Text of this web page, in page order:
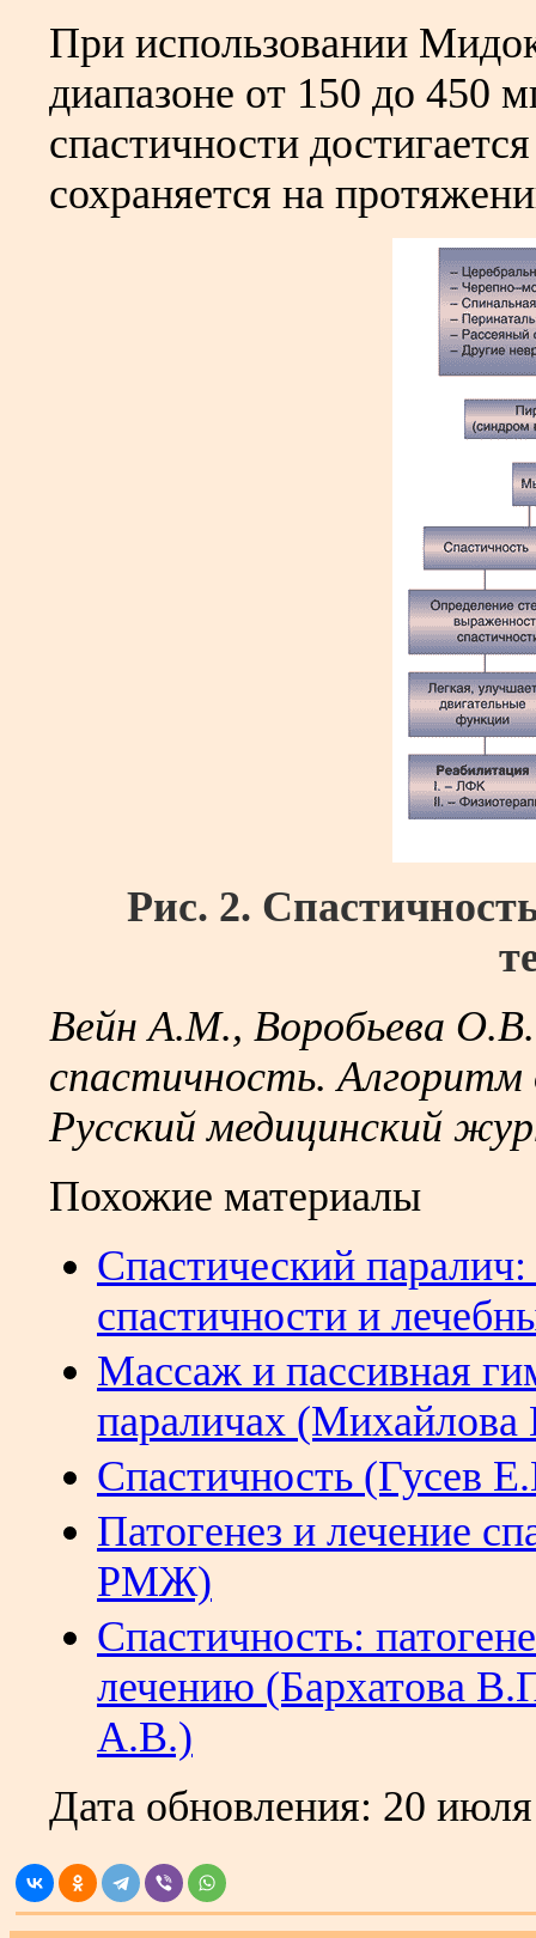
При использовании
диапазоне от 150 до 450
спастичности
сохраняется на
Рис. 2.
Вейн А.М., Воробьева
спастичность.
Русский медицинский
Похожие материалы
Спастический
спастичности и
Массаж и пассивная
параличах
Спастичность (Гусев
Патогенез и лечение
РМЖ)
Спастичность:
лечению (Бархатова
А.В.)
Дата обновления: 20 июля